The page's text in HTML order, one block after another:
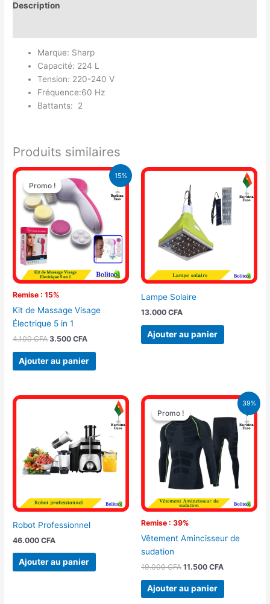
Description
Marque: Sharp
Capacité: 224 L
Tension: 220-240 V
Fréquence:60 Hz
Battants: 2
Produits similaires
15%
Promo !
Remise : 15%
Promo !
Kit de Massage Visage
Électrique 5 in 1
4.100CFA
Le
prix
initial
était :
4.100 CFA.
3.500CFA
Le
actuel
est :
3.500 CFA.
Ajouter au panier
Lampe Solaire
13.000 CFA
Ajouter au panier
Robot Professionnel
46.000CFA
Ajouter au panier
39%
Promo !
Remise : 39%
Promo !
Vêtement Amincisseur de
sudation
19.000CFA
Le
prix
initial
était :
19.000 CFA.
11.500 CFA
Le
actuel
est :
11.500 CFA.
Ajouter au panier